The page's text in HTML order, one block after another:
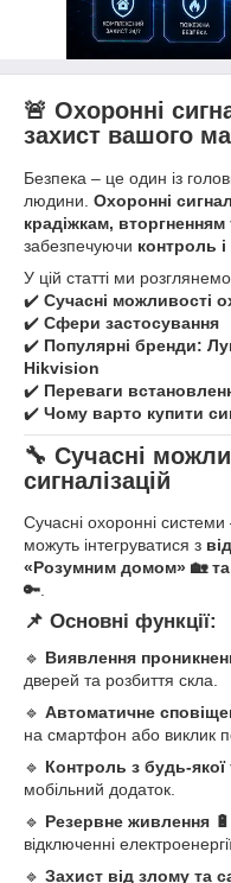
🚨 Охоронні
захист вашого
Безпека – це один із
людини. Охоронні
крадіжкам,
забезпечуючи контроль
У цій статті ми
✔️ Сучасні можливості
✔️ Сфери застосування
✔️ Популярні бренди:
Hikvision
✔️ Переваги
✔️ Чому варто купити
🔧 Сучасні
сигналізацій
Сучасні охоронні
можуть інтегруватися з
«Розумним домом» 🏡
🔑.
📌 Основні функції:
🔹 Виявлення
дверей та розбиття скла.
🔹 Автоматичне
на смартфон або виклик
🔹 Контроль з будь-якої
мобільний додаток.
🔹 Резервне живлення 🔋
відключенні
🔹 Захист від злому та